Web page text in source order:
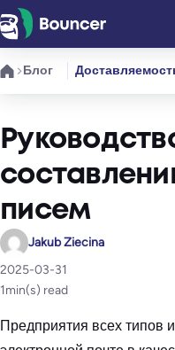
Перейти
к
содержимому
Блог
писем
Jakub Ziecina
2025-03-31
1min(s) read
Предприятия всех типов